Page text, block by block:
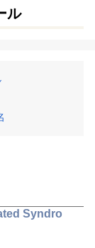
ル
Syndro